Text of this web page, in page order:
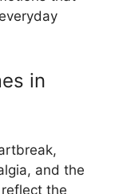
in
and the
the